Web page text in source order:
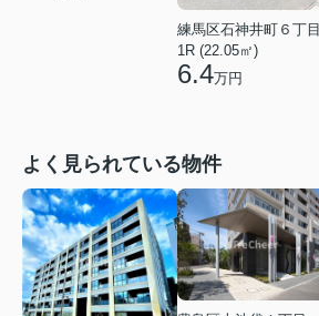
練馬区石神井町６丁目
1R (22.05㎡)
6.4万円
よく見られている物件